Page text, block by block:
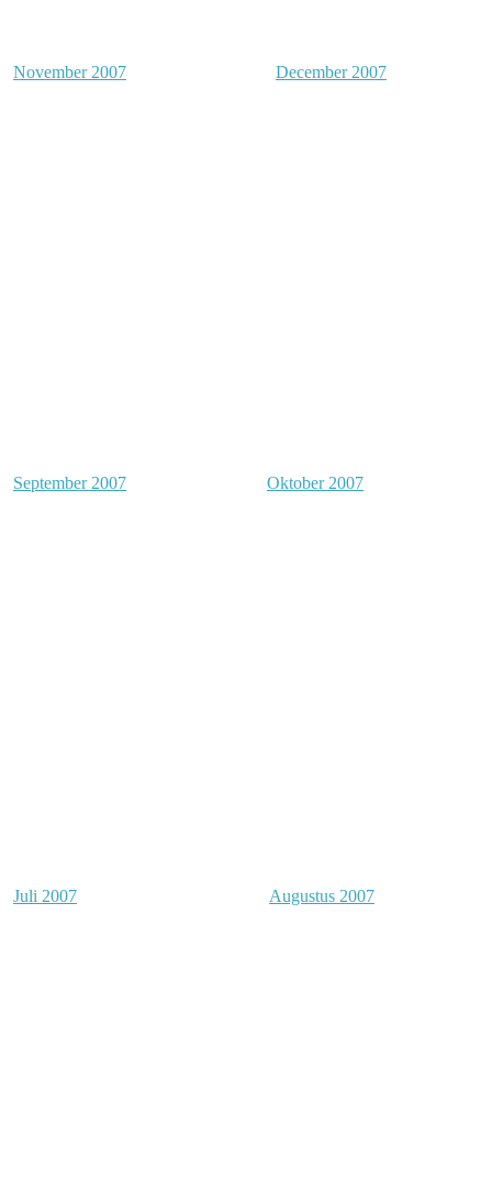
November 2007 December 2007
September 2007 Oktober 2007
Juli 2007 Augustus 2007